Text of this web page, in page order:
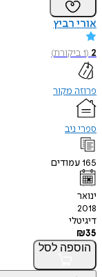
אורי רביץ
2
(
1ביקורת)
פרוזה מקור
ספרי ניב
165עמודים
ינואר
2018
דיגיטלי
₪35
הוספה לסל